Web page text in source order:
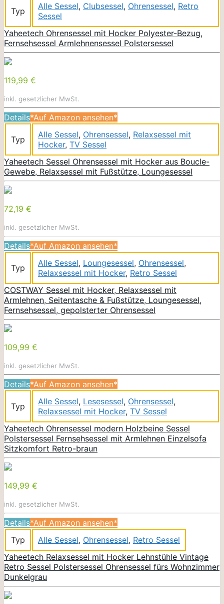
Typ Alle Sessel, Clubsessel, Ohrensessel, Retro
Sessel
Yaheetech Ohrensessel mit Hocker Polyester-Bezug,
Fernsehsessel Armlehnensessel Polstersessel
119,99 €
inkl. gesetzlicher MwSt.
Details*Auf Amazon ansehen*
Typ Alle Sessel, Ohrensessel, Relaxsessel mit
Hocker, TV Sessel
Yaheetech Sessel Ohrensessel mit Hocker aus Boucle-
Gewebe, Relaxsessel mit Fußstütze, Loungesessel
72,19 €
inkl. gesetzlicher MwSt.
Details*Auf Amazon ansehen*
Typ Alle Sessel, Loungesessel, Ohrensessel,
Relaxsessel mit Hocker, Retro Sessel
COSTWAY Sessel mit Hocker, Relaxsessel mit
Armlehnen, Seitentasche & Fußstütze, Loungesessel,
Fernsehsessel, gepolsterter Ohrensessel
109,99 €
inkl. gesetzlicher MwSt.
Details*Auf Amazon ansehen*
Typ Alle Sessel, Lesesessel, Ohrensessel,
Relaxsessel mit Hocker, TV Sessel
Yaheetech Ohrensessel modern Holzbeine Sessel
Polstersessel Fernsehsessel mit Armlehnen Einzelsofa
Sitzkomfort Retro-braun
149,99 €
inkl. gesetzlicher MwSt.
Details*Auf Amazon ansehen*
Typ
Alle Sessel, Ohrensessel, Retro Sessel
Yaheetech Relaxsessel mit Hocker Lehnstühle Vintage
Retro Sessel Polstersessel Ohrensessel fürs Wohnzimmer
Dunkelgrau